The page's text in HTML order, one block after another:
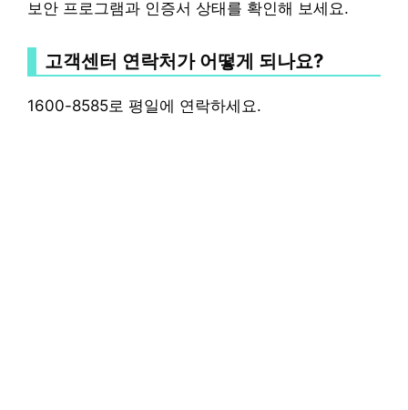
보안 프로그램과 인증서 상태를 확인해 보세요.
고객센터 연락처가 어떻게 되나요?
1600-8585로 평일에 연락하세요.